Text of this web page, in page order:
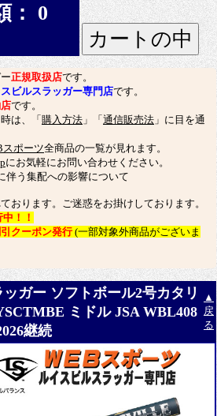
： 0
正規取扱店です。
ビルスラッガー専門店です。
です。
は、「購入方法 」「通信販売法 」に目を通
スポーツ全商品の一覧が見れます。
にお気軽にお問い合わせください。
伴う集配への影響について
おります。ご迷惑をお掛けしております。
！！
クーポン発行(一部対象外商品がございま
ガー ソフトボール2号カタリ
ミドル JSA WBL408
継続
▲
戻
る